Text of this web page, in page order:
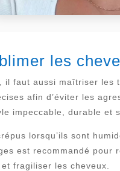
les
il faut aussi maîtriser les
afin d’éviter les
impeccable, durable et
lorsqu’ils sont
est recommandé pour
fragiliser les cheveux.